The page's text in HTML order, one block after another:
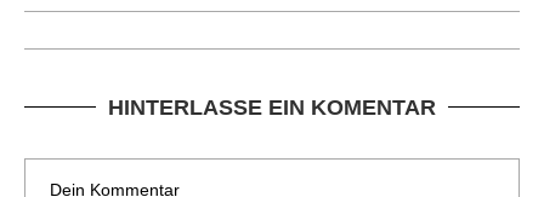
HINTERLASSE EIN KOMENTAR